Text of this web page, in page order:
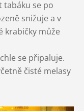
tabáku se po
snižuje a v
krabičky může
se připaluje.
čisté melasy